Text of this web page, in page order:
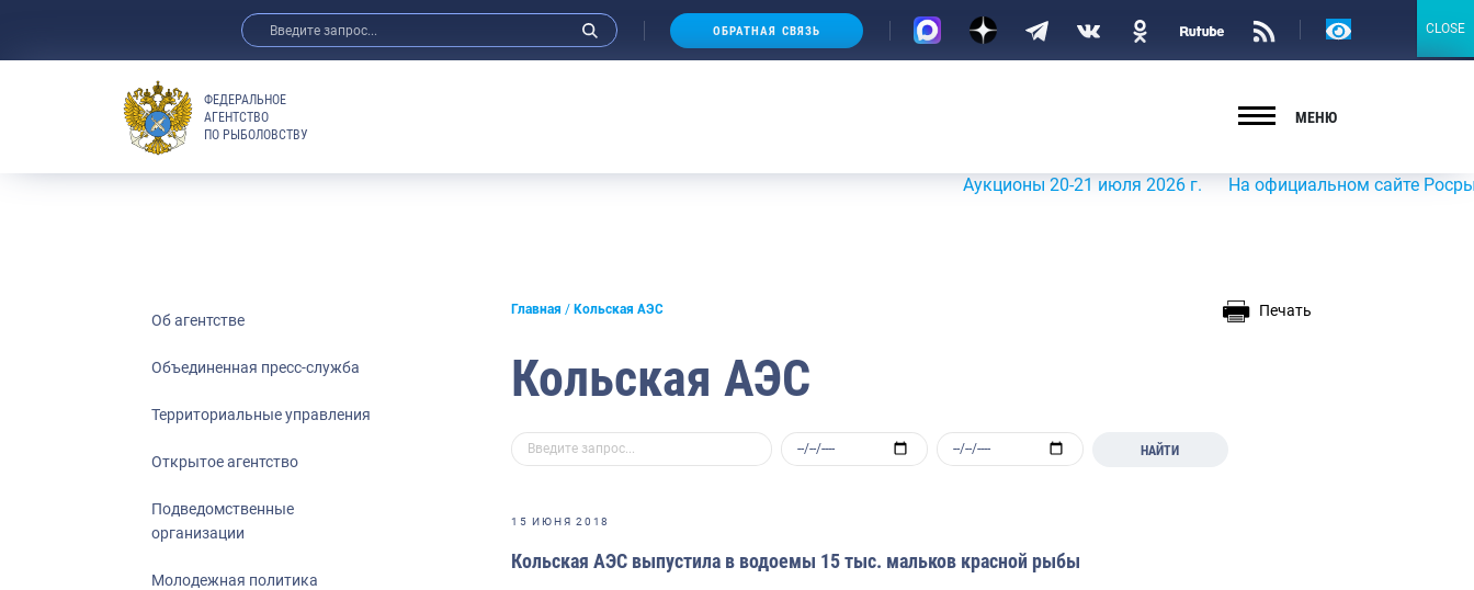
ОБРАТНАЯ СВЯЗЬ
Версия
ФЕДЕРАЛЬНОЕ
АГЕНТСТВО
ПО РЫБОЛОВСТВУ
МЕНЮ
Аукционы 20-21 июля 2026 г. На официальном сайте
Об агентстве
Объединенная пресс-служба
Территориальные управления
Открытое агентство
Подведомственные
организации
Молодежная политика
Главная Кольская АЭС Печать
Кольская АЭС
НАЙТИ
15 ИЮНЯ 2018
Кольская АЭС выпустила в водоемы 15 тыс. мальков красной рыбы
CLOSE
CLOSE